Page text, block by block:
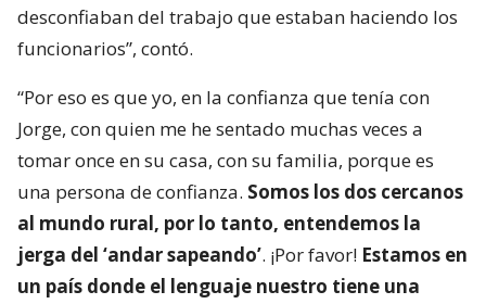
desconfiaban del trabajo que estaban haciendo los
funcionarios”, contó.
“Por eso es que yo, en la confianza que tenía con
Jorge, con quien me he sentado muchas veces a
tomar once en su casa, con su familia, porque es
una persona de confianza. Somos los dos cercanos
al mundo rural, por lo tanto, entendemos la
jerga del ‘andar sapeando’. ¡Por favor! Estamos en
un país donde el lenguaje nuestro tiene una